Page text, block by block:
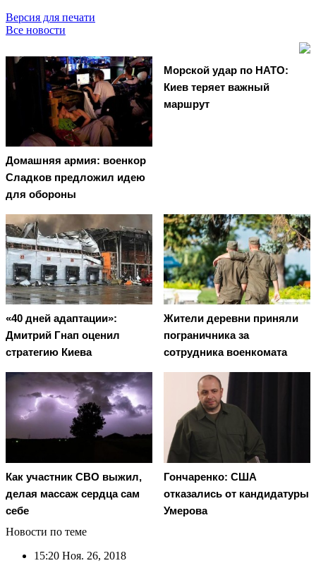
Версия для печати
Все новости
Домашняя армия: военкор
Сладков предложил идею
для обороны
Морской удар по НАТО:
Киев теряет важный
маршрут
«40 дней адаптации»:
Дмитрий Гнап оценил
стратегию Киева
Жители деревни приняли
пограничника за
сотрудника военкомата
Как участник СВО выжил,
делая массаж сердца сам
себе
Гончаренко: США
отказались от кандидатуры
Умерова
Новости по теме
15:20 Ноя. 26, 2018